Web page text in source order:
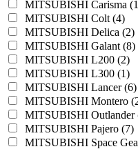
MITSUBISHI Carisma
MITSUBISHI Colt (4)
MITSUBISHI Delica (2)
MITSUBISHI Galant (8)
MITSUBISHI L200 (2)
MITSUBISHI L300 (1)
MITSUBISHI Lancer (6)
MITSUBISHI Montero
MITSUBISHI Outlander
MITSUBISHI Pajero (7)
MITSUBISHI Space